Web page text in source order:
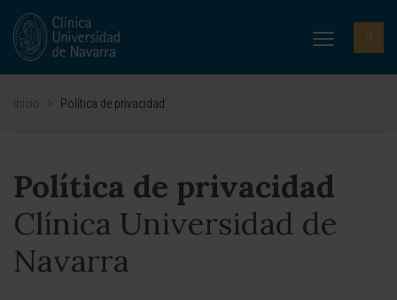
Inicio > Política de privacidad
Política de privacidad
Clínica Universidad de
Navarra